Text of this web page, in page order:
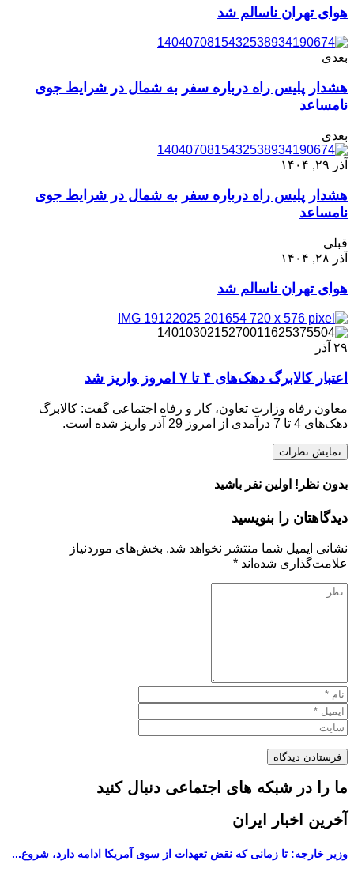
هوای تهران ناسالم شد
بعدی
هشدار پلیس راه درباره سفر به شمال در شرایط جوی
نامساعد
بعدی
آذر ۲۹, ۱۴۰۴
هشدار پلیس راه درباره سفر به شمال در شرایط جوی
نامساعد
قبلی
آذر ۲۸, ۱۴۰۴
هوای تهران ناسالم شد
۲۹ آذر
اعتبار کالابرگ دهک‌های ۴ تا ۷ امروز واریز شد
معاون رفاه وزارت تعاون، کار و رفاه اجتماعی گفت: کالابرگ
دهک‌های 4 تا 7 درآمدی از امروز 29 آذر واریز شده است. ­
نمایش نظرات
بدون نظر! اولین نفر باشید
دیدگاهتان را بنویسید
نشانی ایمیل شما منتشر نخواهد شد. بخش‌های موردنیاز
علامت‌گذاری شده‌اند *
ما را در شبکه های اجتماعی دنبال کنید
آخرین اخبار ایران
وزیر خارجه: تا زمانی که نقض تعهدات از سوی آمریکا ادامه دارد، شروع...